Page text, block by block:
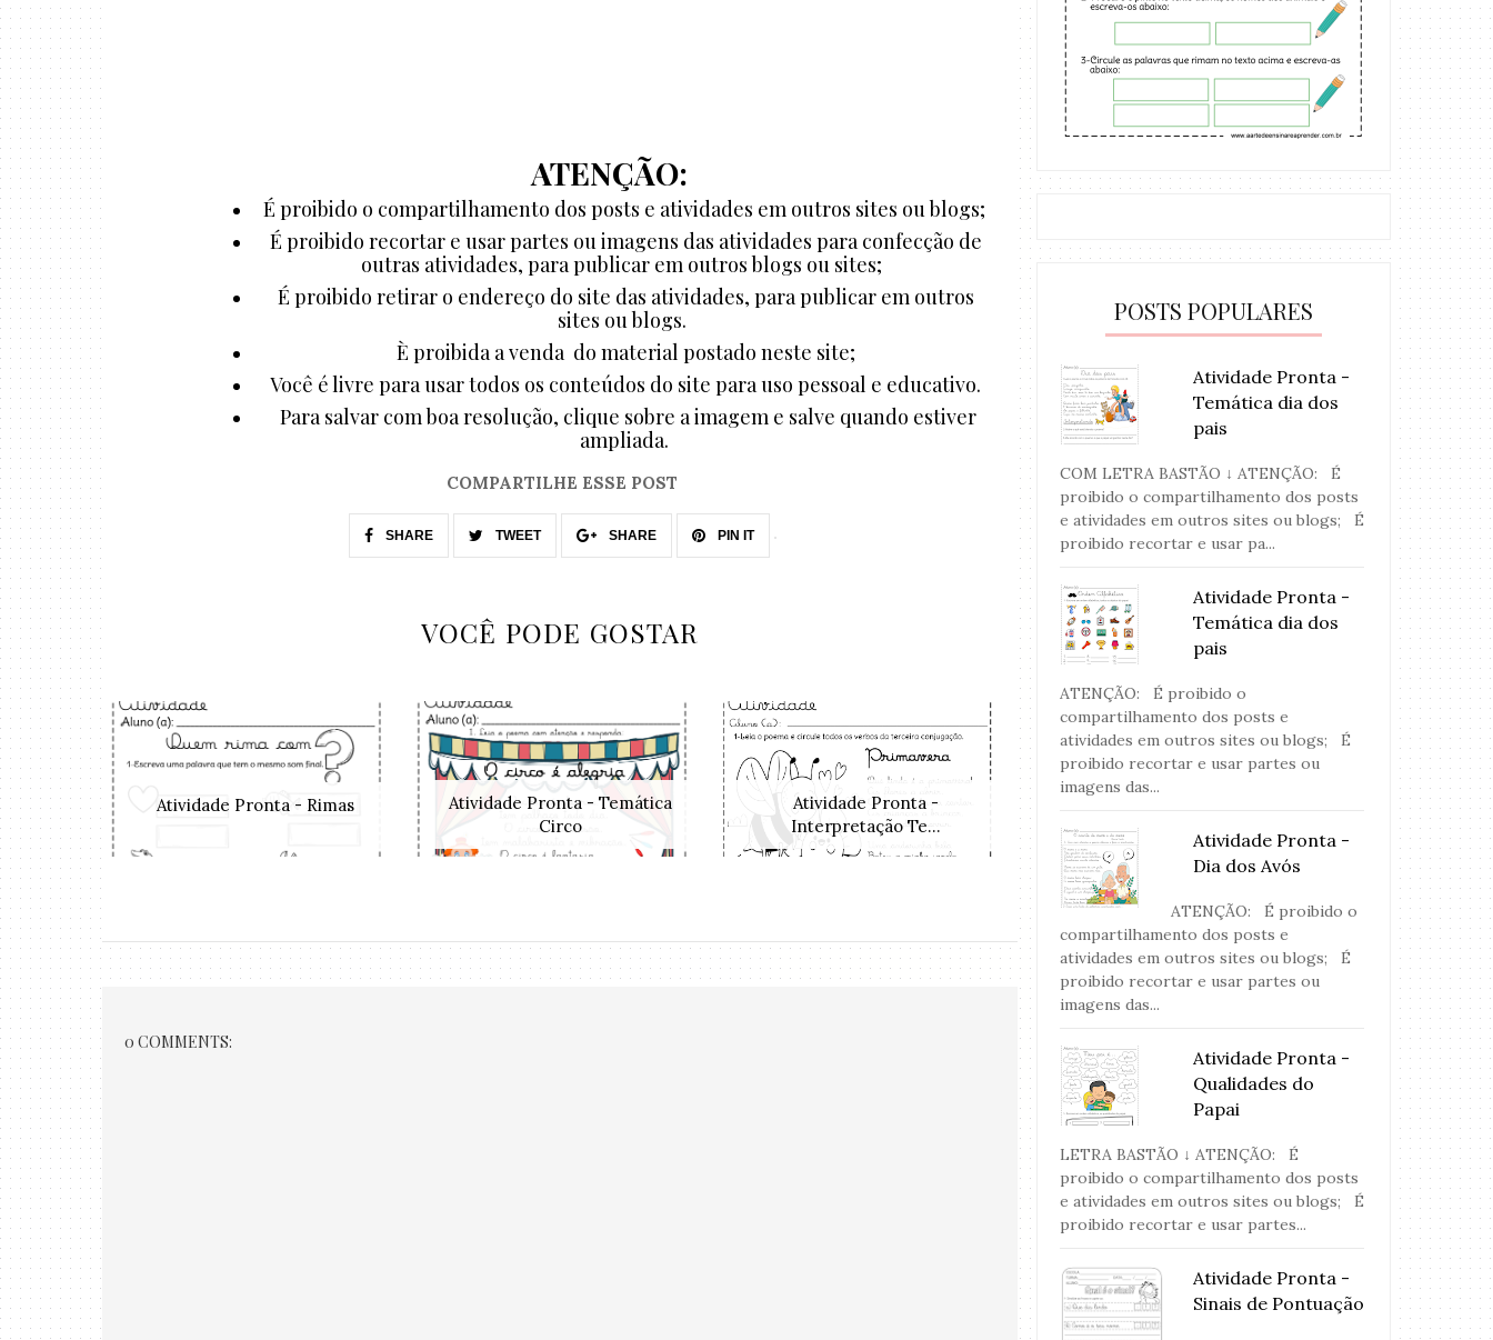
ATENÇÃO:
É proibido o compartilhamento dos posts e atividades em outros sites ou blogs;
É proibido recortar e usar partes ou imagens das atividades para confecção de
outras atividades, para publicar em outros blogs ou sites;
É proibido retirar o endereço do site das atividades, para publicar em outros
sites ou blogs.
È proibida a venda do material postado neste site;
Você é livre para usar todos os conteúdos do site para uso pessoal e educativo.
Para salvar com boa resolução, clique sobre a imagem e salve quando estiver
ampliada.
COMPARTILHE ESSE POST
SHARE TWEET SHARE PIN IT
VOCÊ PODE GOSTAR
Atividade Pronta - Rimas
Atividade Pronta - Temática
Circo
Atividade Pronta -
Interpretação Te...
Atividade
0 COMMENTS:
POSTS POPULARES
Atividade Pronta -
Temática dia dos
pais
COM LETRA BASTÃO ↓ ATENÇÃO: É
proibido o compartilhamento dos posts
e atividades em outros sites ou blogs; É
proibido recortar e usar pa...
Atividade Pronta -
Temática dia dos
pais
ATENÇÃO: É proibido o
compartilhamento dos posts e
atividades em outros sites ou blogs; É
proibido recortar e usar partes ou
imagens das...
Atividade Pronta -
Dia dos Avós
ATENÇÃO: É proibido o
compartilhamento dos posts e
atividades em outros sites ou blogs; É
proibido recortar e usar partes ou
imagens das...
Atividade Pronta -
Qualidades do
Papai
LETRA BASTÃO ↓ ATENÇÃO: É
proibido o compartilhamento dos posts
e atividades em outros sites ou blogs; É
proibido recortar e usar partes...
Atividade Pronta -
Sinais de Pontuação